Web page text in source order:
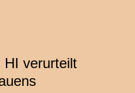
HI verurteilt